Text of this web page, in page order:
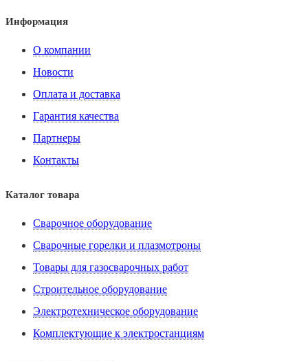
Информация
О компании
Новости
Оплата и доставка
Гарантия качества
Партнеры
Контакты
Каталог товара
Сварочное оборудование
Сварочные горелки и плазмотроны
Товары для газосварочных работ
Строительное оборудование
Электротехническое оборудование
Комплектующие к электростанциям